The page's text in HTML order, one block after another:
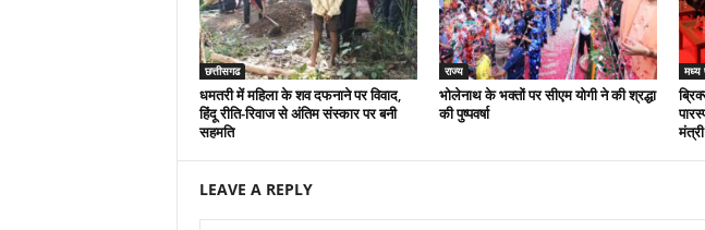
छत्तीसगढ
धमतरी में महिला के शव दफनाने पर विवाद,
हिंदू रीति-रिवाज से अंतिम संस्कार पर बनी
सहमति
राज्य
भोलेनाथ के भक्तों पर सीएम योगी ने की श्रद्धा
की पुष्पवर्षा
मध्य
LEAVE A REPLY